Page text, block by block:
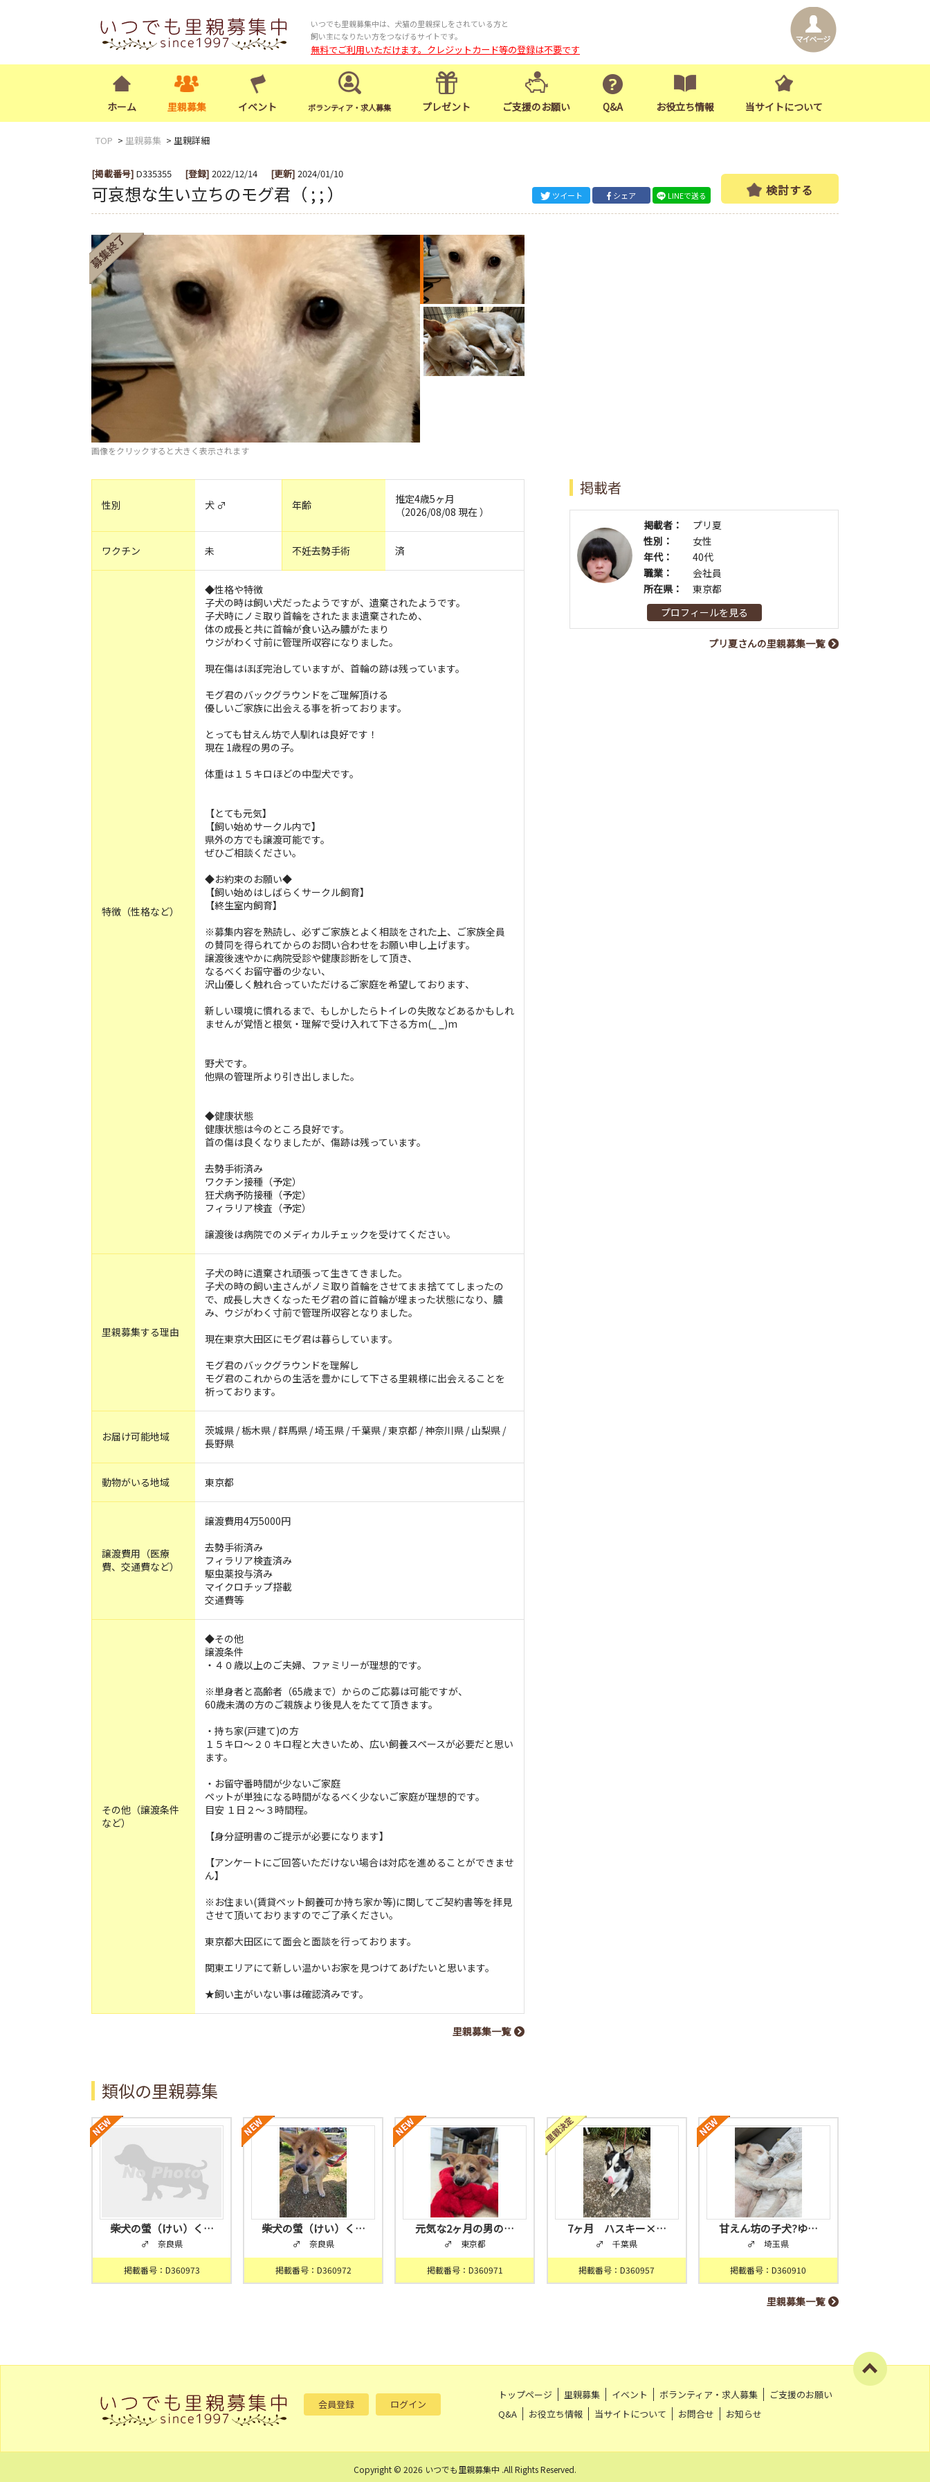
いつでも里親募集中は、犬猫の里親探しをされている方と
飼い主になりたい方をつなげるサイトです。
無料でご利用いただけます。クレジットカード等の登録は不要です
ホーム 里親募集 イベント ボランティア・求人募集 プレゼント ご支援のお願い Q&A お役立ち情報 当サイトについて
TOP 里親募集 里親詳細
[掲載番号] D335355 [登録] 2022/12/14 [更新] 2024/01/10
可哀想な生い立ちのモグ君（ ; ; ） ツイート シェア LINEで送る 検討する
画像をクリックすると大きく表示されます
性別 犬 ♂ 年齢
推定4歳5ヶ月
（2026/08/08 現在 ）
ワクチン 未 不妊去勢手術 済
特徴（性格など）
◆性格や特徴
子犬の時は飼い犬だったようですが、遺棄されたようです。
子犬時にノミ取り首輪をされたまま遺棄されため、
体の成長と共に首輪が食い込み膿がたまり
ウジがわく寸前に管理所収容になりました。
現在傷はほぼ完治していますが、首輪の跡は残っています。
モグ君のバックグラウンドをご理解頂ける
優しいご家族に出会える事を祈っております。
とっても甘えん坊で人馴れは良好です！
現在 1歳程の男の子。
体重は１５キロほどの中型犬です。
【とても元気】
【飼い始めサークル内で】
県外の方でも譲渡可能です。
ぜひご相談ください。
◆お約束のお願い◆
【飼い始めはしばらくサークル飼育】
【終生室内飼育】
※募集内容を熟読し、必ずご家族とよく相談をされた上、ご家族全員
の賛同を得られてからのお問い合わせをお願い申し上げます。
譲渡後速やかに病院受診や健康診断をして頂き、
なるべくお留守番の少ない、
沢山優しく触れ合っていただけるご家庭を希望しております、
️新しい環境に慣れるまで、もしかしたらトイレの失敗などあるかもしれ
ませんが覚悟と根気・理解で受け入れて下さる方m(_ _)m
野犬です。
他県の管理所より引き出しました。
◆健康状態
健康状態は今のところ良好です。
首の傷は良くなりましたが、傷跡は残っています。
去勢手術済み
ワクチン接種（予定）
狂犬病予防接種（予定）
フィラリア検査（予定）
譲渡後は病院でのメディカルチェックを受けてください。
里親募集する理由
子犬の時に遺棄され頑張って生きてきました。
子犬の時の飼い主さんがノミ取り首輪をさせてまま捨ててしまったの
で、成長し大きくなったモグ君の首に首輪が埋まった状態になり、膿
み、ウジがわく寸前で管理所収容となりました。
現在東京大田区にモグ君は暮らしています。
モグ君のバックグラウンドを理解し
モグ君のこれからの生活を豊かにして下さる里親様に出会えることを
祈っております。
お届け可能地域
茨城県 / 栃木県 / 群馬県 / 埼玉県 / 千葉県 / 東京都 / 神奈川県 / 山梨県 /
長野県
動物がいる地域 東京都
譲渡費用（医療
費、交通費など）
譲渡費用4万5000円
去勢手術済み
フィラリア検査済み
駆虫薬投与済み
マイクロチップ搭載
交通費等
その他（譲渡条件
など）
◆その他
譲渡条件
・４０歳以上のご夫婦、ファミリーが理想的です。
※単身者と高齢者（65歳まで）からのご応募は可能ですが、
60歳未満の方のご親族より後見人をたてて頂きます。
・持ち家(戸建て)の方
１５キロ～２０キロ程と大きいため、広い飼養スペースが必要だと思い
ます。
・お留守番時間が少ないご家庭
ペットが単独になる時間がなるべく少ないご家庭が理想的です。
目安 １日２～３時間程。
【身分証明書のご提示が必要になります】
【アンケートにご回答いただけない場合は対応を進めることができませ
ん】
※お住まい(賃貸ペット飼養可か持ち家か等)に関してご契約書等を拝見
させて頂いておりますのでご了承ください。
東京都大田区にて面会と面談を行っております。
関東エリアにて新しい温かいお家を見つけてあげたいと思います。
★飼い主がいない事は確認済みです。
里親募集一覧
掲載者
掲載者：
プリ夏
性別：
女性
年代：
40代
職業：
会社員
所在県：
東京都
プロフィールを見る
プリ夏さんの里親募集一覧
類似の里親募集
柴犬の螢（けい）く…
♂ 奈良県
掲載番号：D360973
柴犬の螢（けい）く…
♂ 奈良県
掲載番号：D360972
元気な2ヶ月の男の…
♂ 東京都
掲載番号：D360971
7ヶ月 ハスキー×…
♂ 千葉県
掲載番号：D360957
甘えん坊の子犬?ゆ…
♂ 埼玉県
掲載番号：D360910
里親募集一覧
会員登録 ログイン
トップページ 里親募集 イベント ボランティア・求人募集
ご支援のお願い
Q&A
お役立ち情報 当サイトについて お問合せ お知らせ
Copyright © 2026 いつでも里親募集中 .All Rights Reserved.